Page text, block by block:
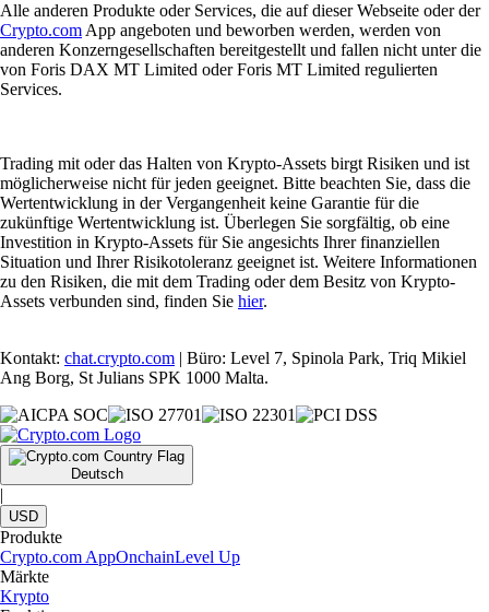
Alle anderen Produkte oder Services, die auf dieser Webseite oder der
Crypto.com App angeboten und beworben werden, werden von
anderen Konzerngesellschaften bereitgestellt und fallen nicht unter die
von Foris DAX MT Limited oder Foris MT Limited regulierten
Services.
Trading mit oder das Halten von Krypto-Assets birgt Risiken und ist
möglicherweise nicht für jeden geeignet. Bitte beachten Sie, dass die
Wertentwicklung in der Vergangenheit keine Garantie für die
zukünftige Wertentwicklung ist. Überlegen Sie sorgfältig, ob eine
Investition in Krypto-Assets für Sie angesichts Ihrer finanziellen
Situation und Ihrer Risikotoleranz geeignet ist. Weitere Informationen
zu den Risiken, die mit dem Trading oder dem Besitz von Krypto-
Assets verbunden sind, finden Sie hier.
Kontakt: chat.crypto.com | Büro: Level 7, Spinola Park, Triq Mikiel
Ang Borg, St Julians SPK 1000 Malta.
Deutsch
|
USD
Produkte
Crypto.com AppOnchainLevel Up
Märkte
Krypto